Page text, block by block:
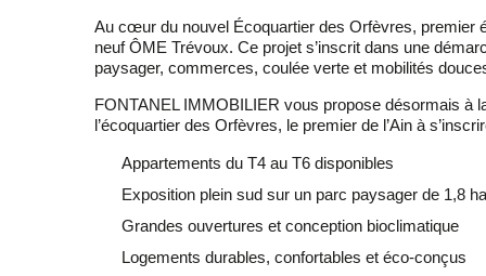
Au cœur du nouvel Écoquartier des Orfèvres, premier
neuf ÔME Trévoux. Ce projet s’inscrit dans une
paysager, commerces, coulée verte et mobilités
FONTANEL IMMOBILIER vous propose désormais à
l’écoquartier des Orfèvres, le premier de l’Ain à
Appartements du T4 au T6 disponibles
Exposition plein sud sur un parc paysager de 1,8 ha
Grandes ouvertures et conception bioclimatique
Logements durables, confortables et éco-conçus